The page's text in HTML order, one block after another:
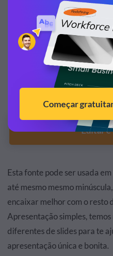
Personalize este tema
ele com a
Editar
Esta fonte pode ser usada
até mesmo mesmo
encaixar melhor com o resto
Apresentação simples,
diferentes de slides para te
apresentação única e bonita.